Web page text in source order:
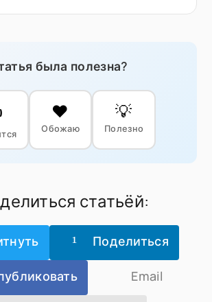
была полезна?
❤️
Обожаю
💡
Полезно
статьёй:
Поделиться
Email